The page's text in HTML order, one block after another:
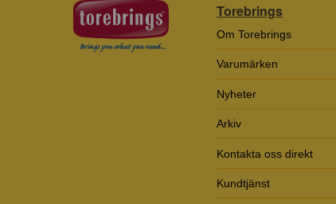
Torebrings
Om Torebrings
Varumärken
Nyheter
Arkiv
Kontakta oss direkt
Kundtjänst